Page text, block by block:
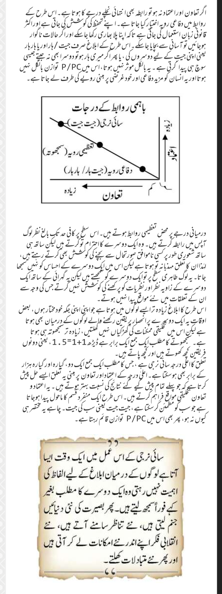
اگر تعاون اور اعتماد نہ ہو تو رابطہ بھی انتہائی نچلے درجے کا ہوتا ہے۔ اس طرح کے
روابط میں دفاعی رویہ اختیار کیا جاتا ہے۔ اپنے تحفظ کی کوشش کی جاتی ہے اور اکثر
قانونی زبان استعمال کی جاتی ہے تاکہ اپنا پلا بھاری رکھا جاسکے اور اگر حالات ناگوار
ہوجائیں تو آسانی سے بچایا جاسکے۔ اس طرح کے ابلاغ صرف جیت/ہار اور یا ہار ہار
یعنی اپنی جیت کے لیے دوسروں کی ، یا پھر اگر میری ہار ہوتو دوسرا بھی نہ جیتے جیسی
سوچ ہی پیدا ۛۛۛکرتی ہے ۔ یہ بالکل موثر نہیں ہوتا، اس میں P/PC توازن بالکل نہیں
ہوتا اور یہ انسان کو مزید دفاعی اور خود غرضی پر مبنی رویے کی طرف لے جاتا ہے۔
درمیانی درجے پر محض تعظیمی روابط ہوتے ہیں۔ اس سطح پر کافی حد تک بالغ نظر لوگ
آپس میں رابطہ کرتے ہیں۔ وہ ایک دوسرے کا احترام تو کرتے ہیں لیکن ساتھ ہی
ساتھ شعوری طور پر کسی ناموافق صورتحال سے بچنے کی کوشش بھی کرتے رہتے ہیں،
لہٰذا ان کا تعلق مہذبانہ تو ہوتا ہے لیکن اس میں ایک دوسرے کے احساس کو نہیں سمجھا
جاتا۔ یہ لوگ طاہری سطح پر تو ایک دوسرے کو سمجھتے ہیں لیکن یہ گہرائی کے ساتھ ایک
دوسرے کے زاویہ نظر اور نظریات کو پرکھنے کی کوشش نہیں کرتے جس کی وجہ سے
ان کے تعلقات میں نئے مواقع پیدا نہیں ہوتے۔
ا س طرح کا ابلاغ زیادہ تر ایسے لوگوں میں ہوتا ہے جو اپنی اپنی جگہ خودمختار ہوں، بعض
اوقات یہ ایک دوسرے پر انحصار پر یقین رکھنے والے لوگوں کے درمیان بھی ہوتا
ہے لیکن اس میں تخلیقی ممکنات کی کھڑکیاں نہیں کھلتیں، زیادہ تر سمجھوتہ ہی ہوتا
ہے۔ سمجھوتے کا مطلب ایک جمع ایک برابر ہے ڈیڑھ 1+1=1.5 ، یعنی دونوں
فریقین کچھ کھوتے ہیں اور کچھ پاتے ہیں۔
تعلق کا اعلٰی درجہ سائی نرجی ہے ، جس کا مطلب ایک جمع ایک دو، گیارہ اور گیارہ ہزار
کے برابر بھی ہوسکتا ہے۔ اعلیٰ درجہ کے اعتماد اور تعاون پر مبنی یہ تعلق ایسے حل پیش
کرتا ہے کہ جو پہلے تمام پیش کیے گئے نتائج کی نسبت بہتر ہوتے ہیں ۔ یہ اعتماد و
تعاون تخلیقی مواقع فراہم کرتے ہیں۔ اس طرح ایک منفرد قسم کا ماحول پیدا ہوجاتا
ہے جو سب کو مطمئن کرسکتا ہے، جیت جیت یعنی سب کی جیت۔ چاہے یہ مختصر ہی
کیوں نہ ہو، پھر بھی اس میں P/PC توازن قائم رہتا ہے۔